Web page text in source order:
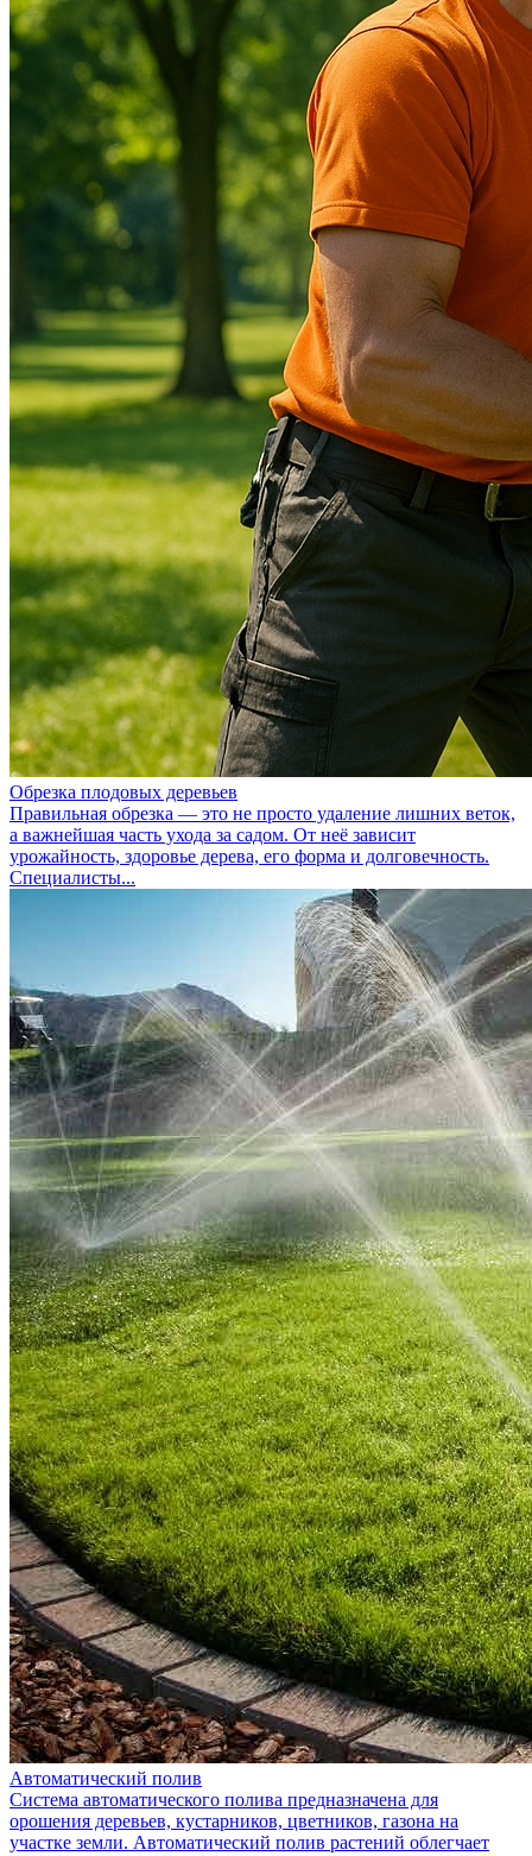
Обрезка плодовых деревьев
Правильная обрезка — это не просто удаление лишних веток,
а важнейшая часть ухода за садом. От неё зависит
урожайность, здоровье дерева, его форма и долговечность.
Специалисты...
Автоматический полив
Система автоматического полива предназначена для
орошения деревьев, кустарников, цветников, газона на
участке земли. Автоматический полив растений облегчает